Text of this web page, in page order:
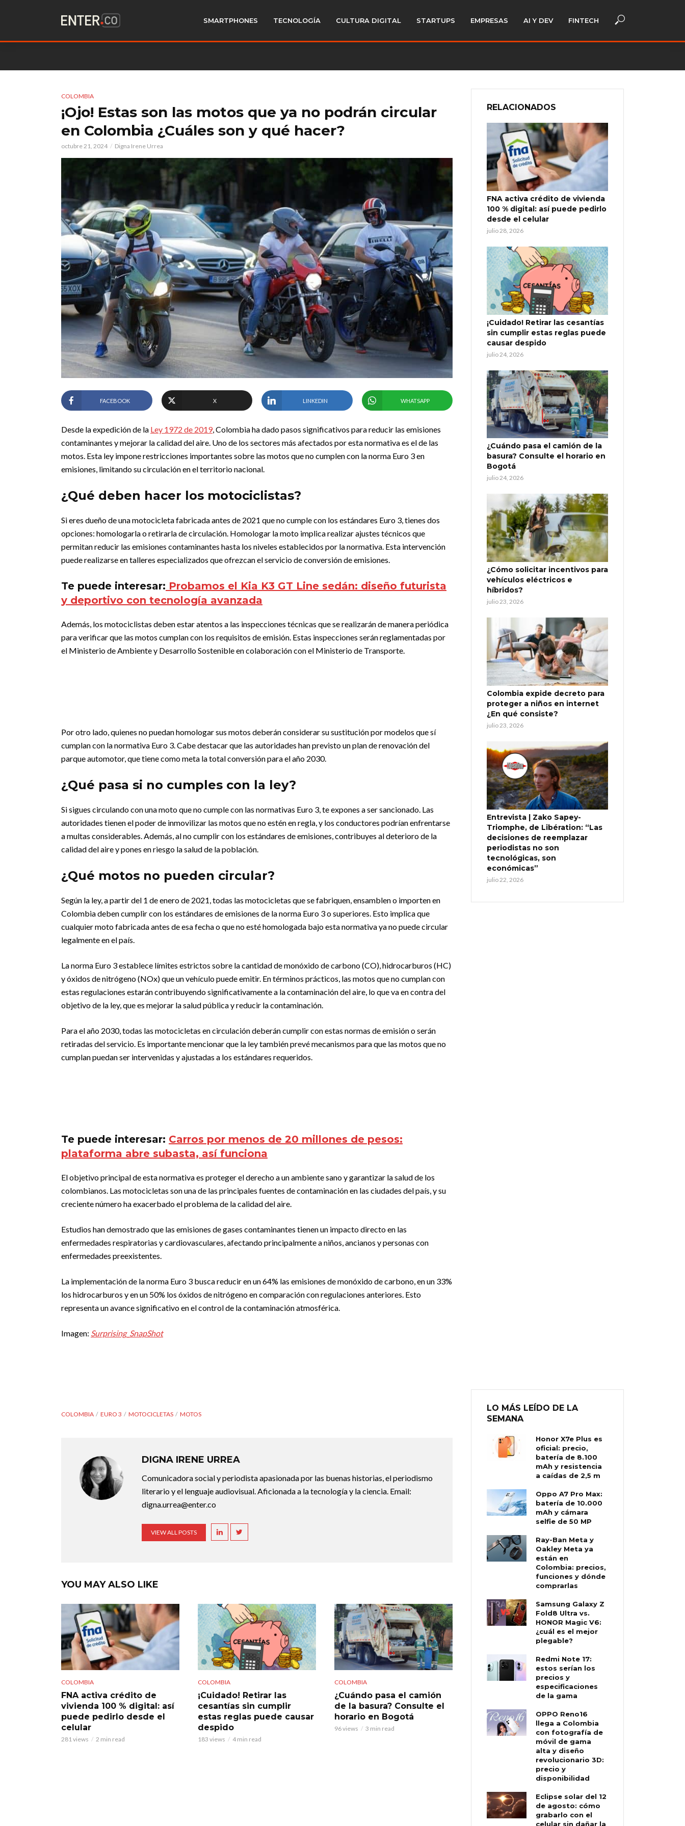
SMARTPHONES TECNOLOGÍA CULTURA DIGITAL STARTUPS EMPRESAS AI Y DEV FINTECH
COLOMBIA
¡Ojo! Estas son las motos que ya no podrán circular
en Colombia ¿Cuáles son y qué hacer?
octubre 21, 2024 Digna Irene Urrea
FACEBOOK X LINKEDIN WHATSAPP
Desde la expedición de la Ley 1972 de 2019, Colombia ha dado pasos significativos para reducir las emisiones
contaminantes y mejorar la calidad del aire. Uno de los sectores más afectados por esta normativa es el de las
motos. Esta ley impone restricciones importantes sobre las motos que no cumplen con la norma Euro 3 en
emisiones, limitando su circulación en el territorio nacional.
¿Qué deben hacer los motociclistas?
Si eres dueño de una motocicleta fabricada antes de 2021 que no cumple con los estándares Euro 3, tienes dos
opciones: homologarla o retirarla de circulación. Homologar la moto implica realizar ajustes técnicos que
permitan reducir las emisiones contaminantes hasta los niveles establecidos por la normativa. Esta intervención
puede realizarse en talleres especializados que ofrezcan el servicio de conversión de emisiones.
Te puede interesar: Probamos el Kia K3 GT Line sedán: diseño futurista
y deportivo con tecnología avanzada
Además, los motociclistas deben estar atentos a las inspecciones técnicas que se realizarán de manera periódica
para verificar que las motos cumplan con los requisitos de emisión. Estas inspecciones serán reglamentadas por
el Ministerio de Ambiente y Desarrollo Sostenible en colaboración con el Ministerio de Transporte.
Por otro lado, quienes no puedan homologar sus motos deberán considerar su sustitución por modelos que sí
cumplan con la normativa Euro 3. Cabe destacar que las autoridades han previsto un plan de renovación del
parque automotor, que tiene como meta la total conversión para el año 2030.
¿Qué pasa si no cumples con la ley?
Si sigues circulando con una moto que no cumple con las normativas Euro 3, te expones a ser sancionado. Las
autoridades tienen el poder de inmovilizar las motos que no estén en regla, y los conductores podrían enfrentarse
a multas considerables. Además, al no cumplir con los estándares de emisiones, contribuyes al deterioro de la
calidad del aire y pones en riesgo la salud de la población.
¿Qué motos no pueden circular?
Según la ley, a partir del 1 de enero de 2021, todas las motocicletas que se fabriquen, ensamblen o importen en
Colombia deben cumplir con los estándares de emisiones de la norma Euro 3 o superiores. Esto implica que
cualquier moto fabricada antes de esa fecha o que no esté homologada bajo esta normativa ya no puede circular
legalmente en el país.
La norma Euro 3 establece límites estrictos sobre la cantidad de monóxido de carbono (CO), hidrocarburos (HC)
y óxidos de nitrógeno (NOx) que un vehículo puede emitir. En términos prácticos, las motos que no cumplan con
estas regulaciones estarán contribuyendo significativamente a la contaminación del aire, lo que va en contra del
objetivo de la ley, que es mejorar la salud pública y reducir la contaminación.
Para el año 2030, todas las motocicletas en circulación deberán cumplir con estas normas de emisión o serán
retiradas del servicio. Es importante mencionar que la ley también prevé mecanismos para que las motos que no
cumplan puedan ser intervenidas y ajustadas a los estándares requeridos.
Te puede interesar: Carros por menos de 20 millones de pesos:
plataforma abre subasta, así funciona
El objetivo principal de esta normativa es proteger el derecho a un ambiente sano y garantizar la salud de los
colombianos. Las motocicletas son una de las principales fuentes de contaminación en las ciudades del país, y su
creciente número ha exacerbado el problema de la calidad del aire.
Estudios han demostrado que las emisiones de gases contaminantes tienen un impacto directo en las
enfermedades respiratorias y cardiovasculares, afectando principalmente a niños, ancianos y personas con
enfermedades preexistentes.
La implementación de la norma Euro 3 busca reducir en un 64% las emisiones de monóxido de carbono, en un 33%
los hidrocarburos y en un 50% los óxidos de nitrógeno en comparación con regulaciones anteriores. Esto
representa un avance significativo en el control de la contaminación atmosférica.
Imagen: Surprising_SnapShot
COLOMBIA EURO 3 MOTOCICLETAS MOTOS
DIGNA IRENE URREA
Comunicadora social y periodista apasionada por las buenas historias, el periodismo
literario y el lenguaje audiovisual. Aficionada a la tecnología y la ciencia. Email:
digna.urrea@enter.co
VIEW ALL POSTS
YOU MAY ALSO LIKE
COLOMBIA
FNA activa crédito de
vivienda 100 % digital: así
puede pedirlo desde el
celular
281 views 2 min read
COLOMBIA
¡Cuidado! Retirar las
cesantías sin cumplir
estas reglas puede causar
despido
183 views 4 min read
COLOMBIA
¿Cuándo pasa el camión
de la basura? Consulte el
horario en Bogotá
96 views 3 min read
RELACIONADOS
FNA activa crédito de vivienda
100 % digital: así puede pedirlo
desde el celular
julio 28, 2026
¡Cuidado! Retirar las cesantías
sin cumplir estas reglas puede
causar despido
julio 24, 2026
¿Cuándo pasa el camión de la
basura? Consulte el horario en
Bogotá
julio 24, 2026
¿Cómo solicitar incentivos para
vehículos eléctricos e
híbridos?
julio 23, 2026
Colombia expide decreto para
proteger a niños en internet
¿En qué consiste?
julio 23, 2026
Entrevista | Zako Sapey-
Triomphe, de Libération: “Las
decisiones de reemplazar
periodistas no son
tecnológicas, son
económicas”
julio 22, 2026
LO MÁS LEÍDO DE LA
SEMANA
Honor X7e Plus es
oficial: precio,
batería de 8.100
mAh y resistencia
a caídas de 2,5 m
Oppo A7 Pro Max:
batería de 10.000
mAh y cámara
selfie de 50 MP
Ray-Ban Meta y
Oakley Meta ya
están en
Colombia: precios,
funciones y dónde
comprarlas
Samsung Galaxy Z
Fold8 Ultra vs.
HONOR Magic V6:
¿cuál es el mejor
plegable?
Redmi Note 17:
estos serían los
precios y
especificaciones
de la gama
OPPO Reno16
llega a Colombia
con fotografía de
móvil de gama
alta y diseño
revolucionario 3D:
precio y
disponibilidad
Eclipse solar del 12
de agosto: cómo
grabarlo con el
celular sin dañar la